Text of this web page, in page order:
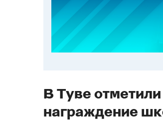
В Туве
награждение